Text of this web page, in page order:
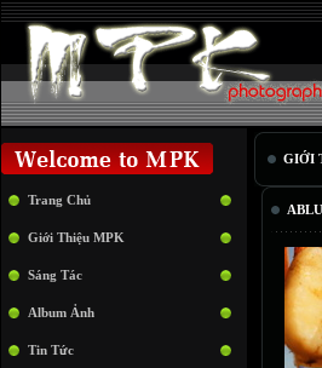
Trang Chủ
Giới Thiệu MPK
Sáng Tác
Album Ảnh
Tin Tức
GIỚI